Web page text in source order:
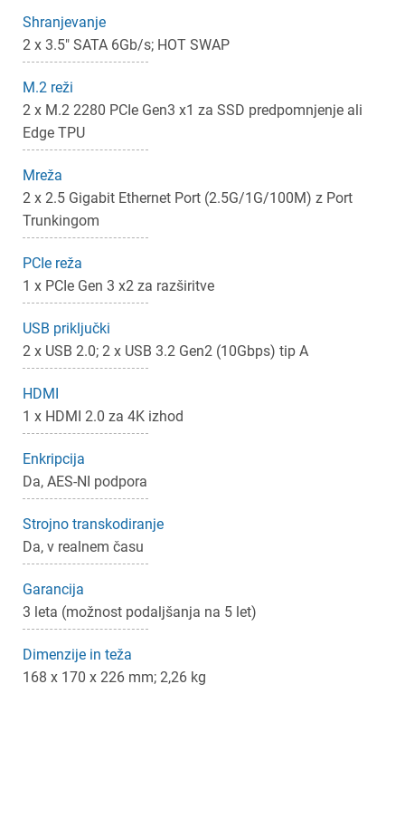
Shranjevanje
2 x 3.5" SATA 6Gb/s; HOT SWAP
M.2 reži
2 x M.2 2280 PCIe Gen3 x1 za SSD predpomnjenje ali
Edge TPU
Mreža
2 x 2.5 Gigabit Ethernet Port (2.5G/1G/100M) z Port
Trunkingom
PCIe reža
1 x PCIe Gen 3 x2 za razširitve
USB priključki
2 x USB 2.0; 2 x USB 3.2 Gen2 (10Gbps) tip A
HDMI
1 x HDMI 2.0 za 4K izhod
Enkripcija
Da, AES-NI podpora
Strojno transkodiranje
Da, v realnem času
Garancija
3 leta (možnost podaljšanja na 5 let)
Dimenzije in teža
168 x 170 x 226 mm; 2,26 kg
Za dodajanje na seznam želja morate biti prijavljeni.
Prekliči